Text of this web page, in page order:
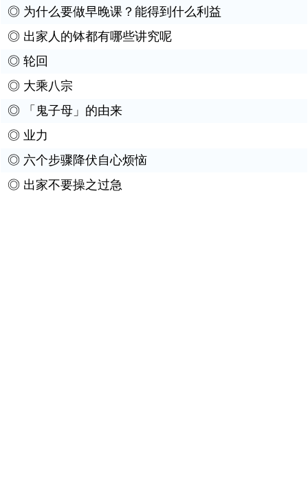
◎ 为什么要做早晚课？能得到什么利益
◎ 出家人的钵都有哪些讲究呢
◎ 轮回
◎ 大乘八宗
◎
「鬼子母」的由来
◎ 业力
◎ 六个步骤降伏自心烦恼
◎ 出家不要操之过急